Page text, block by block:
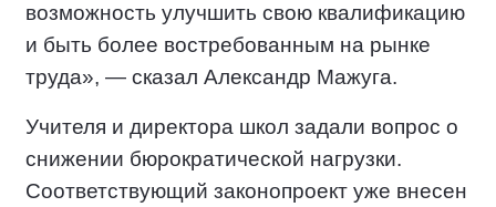
возможность улучшить свою квалификацию
и быть более востребованным на рынке
труда», — сказал Александр Мажуга.
Учителя и директора школ задали вопрос о
снижении бюрократической нагрузки.
Соответствующий законопроект уже внесен